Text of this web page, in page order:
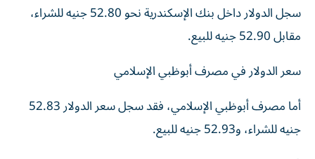
سجل الدولار داخل بنك الإسكندرية نحو 52.80 جنيه للشراء،
مقابل 52.90 جنيه للبيع.
سعر الدولار في مصرف أبوظبي الإسلامي
أما مصرف أبوظبي الإسلامي، فقد سجل سعر الدولار 52.83
جنيه للشراء، و52.93 جنيه للبيع.